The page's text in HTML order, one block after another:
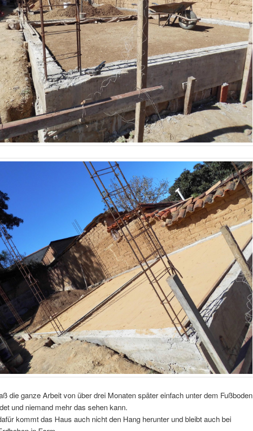
die ganze Arbeit von über drei Monaten später einfach unter dem Fußboden
und niemand mehr das sehen kann.
kommt das Haus auch nicht den Hang herunter und bleibt auch bei